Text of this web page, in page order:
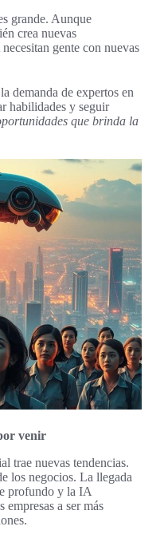
grande. Aunque
crea nuevas
gente con nuevas
demanda de expertos en
habilidades y seguir
que brinda la
venir
trae nuevas tendencias.
los negocios. La llegada
profundo y la IA
a ser más